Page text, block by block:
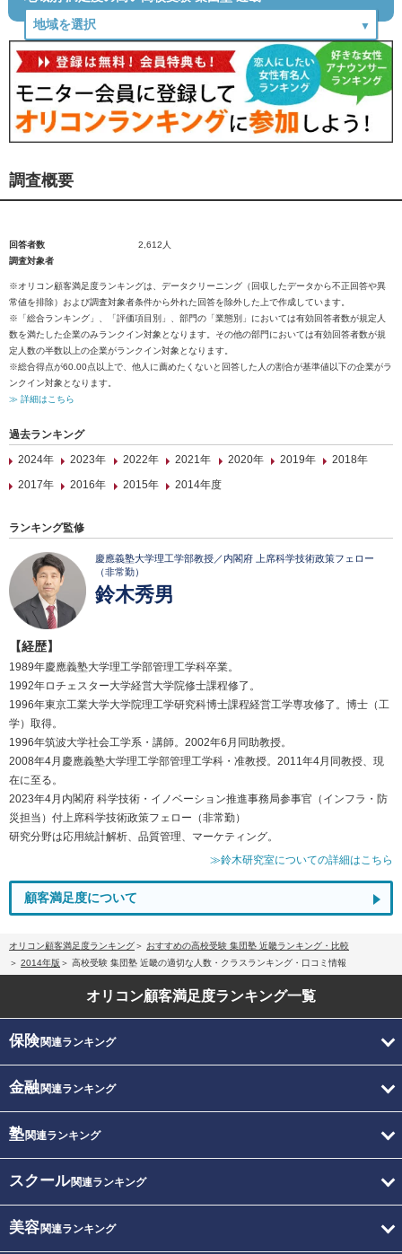
調査概要
回答者数
2,612人
調査対象者
※オリコン顧客満足度ランキングは、データクリーニング（回収したデータから不正回答や異
常値を排除）および調査対象者条件から外れた回答を除外した上で作成しています。
※「総合ランキング」、「評価項目別」、部門の「業態別」においては有効回答者数が規定人
数を満たした企業のみランクイン対象となります。その他の部門においては有効回答者数が規
定人数の半数以上の企業がランクイン対象となります。
※総合得点が60.00点以上で、他人に薦めたくないと回答した人の割合が基準値以下の企業がラ
ンクイン対象となります。
≫ 詳細はこちら
過去ランキング
2024年
2023年 2022年 2021年 2020年 2019年
2018年
2017年
2016年 2015年 2014年度
ランキング監修
慶應義塾大学理工学部教授／内閣府 上席科学技術政策フェロー
（非常勤）
鈴木秀男
【経歴】
1989年慶應義塾大学理工学部管理工学科卒業。
1992年ロチェスター大学経営大学院修士課程修了。
1996年東京工業大学大学院理工学研究科博士課程経営工学専攻修了。博士（工
学）取得。
1996年筑波大学社会工学系・講師。2002年6月同助教授。
2008年4月慶應義塾大学理工学部管理工学科・准教授。2011年4月同教授、現
在に至る。
2023年4月内閣府 科学技術・イノベーション推進事務局参事官（インフラ・防
災担当）付上席科学技術政策フェロー（非常勤）
研究分野は応用統計解析、品質管理、マーケティング。
≫鈴木研究室についての詳細はこちら
顧客満足度について
オリコン顧客満足度ランキング
おすすめの高校受験 集団塾 近畿ランキング・比較
2014年版
高校受験 集団塾 近畿の適切な人数・クラスランキング・口コミ情報
オリコン顧客満足度ランキング一覧
保険関連ランキング
金融関連ランキング
塾関連ランキング
スクール関連ランキング
美容関連ランキング